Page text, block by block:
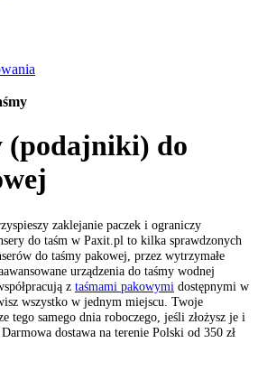
(podajniki) do
zaklejanie paczek i ograniczy
do taśm w Paxit.pl to kilka sprawdzonych
do taśmy pakowej, przez wytrzymałe
urządzenia do taśmy wodnej
z taśmami pakowymi dostępnymi w
wszystko w jednym miejscu. Twoje
tego samego dnia roboczego, jeśli złożysz je i
dostawa na terenie Polski od 350 zł